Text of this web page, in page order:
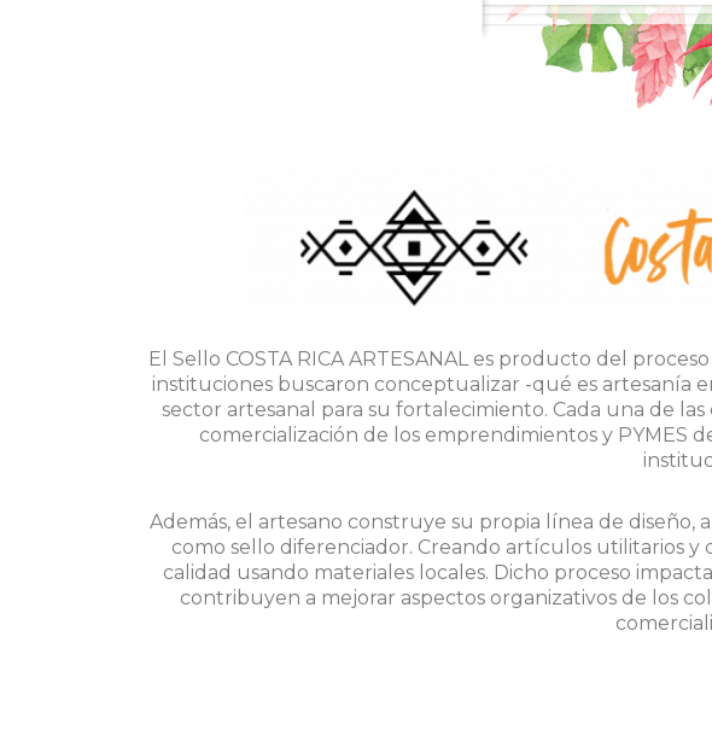
El Sello COSTA RICA ARTESANAL es producto del
instituciones buscaron conceptualizar -qué es artesanía
sector artesanal para su fortalecimiento. Cada una de
comercialización de los emprendimientos y PYMES
Además, el artesano construye su propia línea de
como sello diferenciador. Creando artículos utilitarios
calidad usando materiales locales. Dicho proceso
contribuyen a mejorar aspectos organizativos de los